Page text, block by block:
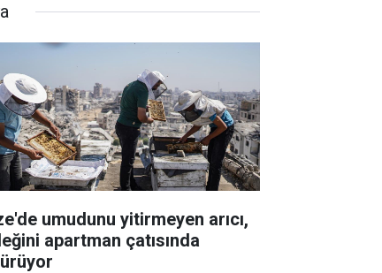
umudunu yitirmeyen arıcı,
apartman çatısında